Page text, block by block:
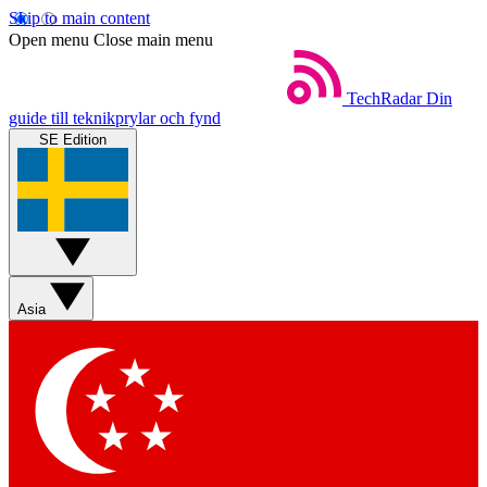
Skip to main content
Open menu Close main menu
TechRadar Din
guide till teknikprylar och fynd
SE Edition
Asia